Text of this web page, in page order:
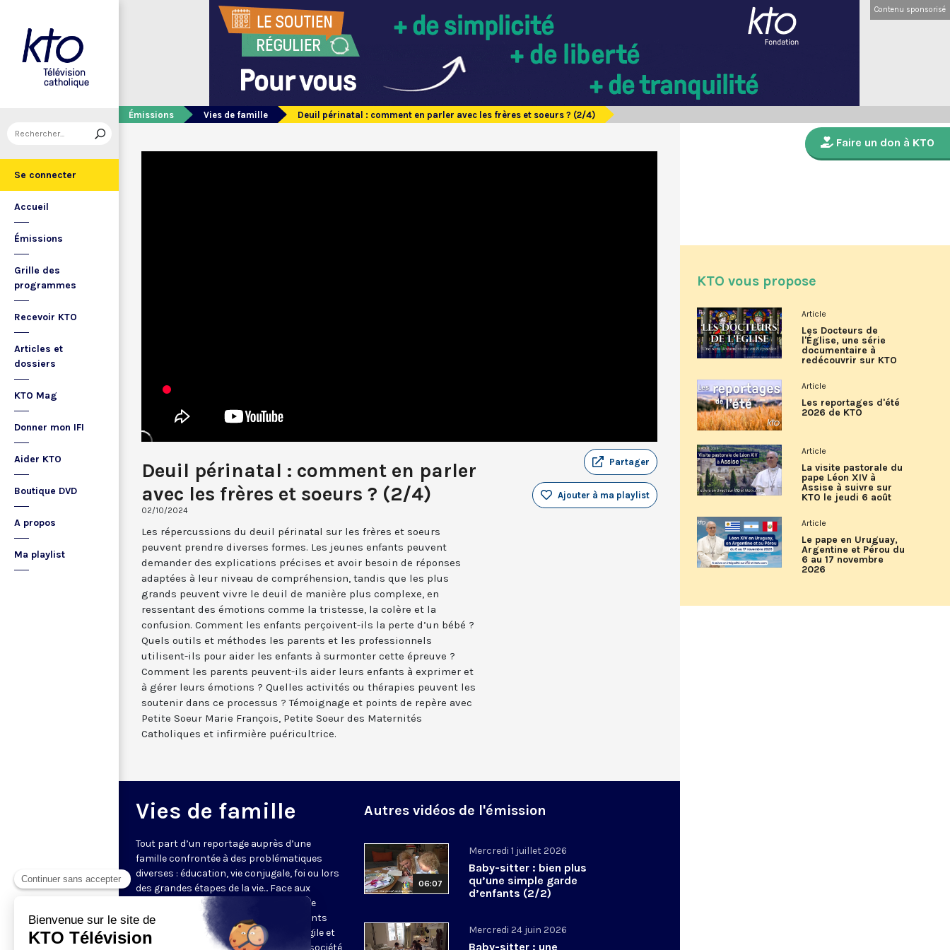
Se connecter
Accueil
Émissions
Grille des
programmes
Recevoir KTO
Articles et
dossiers
KTO Mag
Donner mon IFI
Aider KTO
Boutique DVD
A propos
Ma playlist
Contenu sponsorisé
Émissions Vies de famille Deuil périnatal : comment en parler avec les frères et soeurs ? (2/4)
Deuil périnatal : comment en parler
avec les frères et soeurs ? (2/4)
02/10/2024
Partager
Ajouter à ma playlist
Les répercussions du deuil périnatal sur les frères et soeurs
peuvent prendre diverses formes. Les jeunes enfants peuvent
demander des explications précises et avoir besoin de réponses
adaptées à leur niveau de compréhension, tandis que les plus
grands peuvent vivre le deuil de manière plus complexe, en
ressentant des émotions comme la tristesse, la colère et la
confusion. Comment les enfants perçoivent-ils la perte d’un bébé ?
Quels outils et méthodes les parents et les professionnels
utilisent-ils pour aider les enfants à surmonter cette épreuve ?
Comment les parents peuvent-ils aider leurs enfants à exprimer et
à gérer leurs émotions ? Quelles activités ou thérapies peuvent les
soutenir dans ce processus ? Témoignage et points de repère avec
Petite Soeur Marie François, Petite Soeur des Maternités
Catholiques et infirmière puéricultrice.
Vies de famille
Tout part d’un reportage auprès d’une
famille confrontée à des problématiques
diverses : éducation, vie conjugale, foi ou lors
des grandes étapes de la vie... Face aux
questions très concrètes, KTO propose
repères et conseils avec des intervenants
d'expérience qui s’appuient sur l’Evangile et
l’anthropologie chrétienne. Dans une société
Autres vidéos de l'émission
06:07
Mercredi 1 juillet 2026
Baby-sitter : bien plus
qu’une simple garde
d’enfants (2/2)
Mercredi 24 juin 2026
Baby-sitter : une
Faire un don à KTO
KTO vous propose
Article
Les Docteurs de
l'Église, une série
documentaire à
redécouvrir sur KTO
Article
Les reportages d'été
2026 de KTO
Article
La visite pastorale du
pape Léon XIV à
Assise à suivre sur
KTO le jeudi 6 août
Article
Le pape en Uruguay,
Argentine et Pérou du
6 au 17 novembre
2026